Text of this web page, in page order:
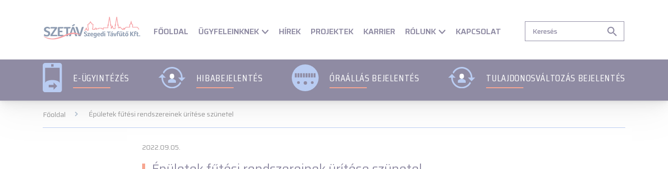
FŐOLDAL ÜGYFELEINKNEK HÍREK PROJEKTEK KARRIER RÓLUNK KAPCSOLAT
E-ÜGYINTÉZÉS HIBABEJELENTÉS ÓRAÁLLÁS BEJELENTÉS TULAJDONOSVÁLTOZÁS BEJELENTÉS
Főoldal Épületek fűtési rendszereinek ürítése szünetel
2022.09.05.